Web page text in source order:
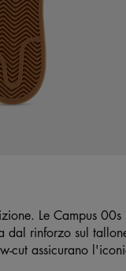
Le Campus
dal rinforzo sul
cut assicurano